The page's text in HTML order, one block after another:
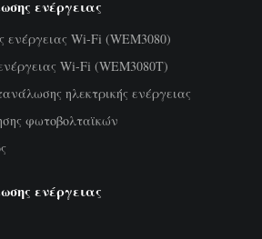
ενέργειας
ενέργειας Wi-Fi (WEM3080)
Wi-Fi (WEM3080T)
ηλεκτρικής ενέργειας
φωτοβολταϊκών
ενέργειας